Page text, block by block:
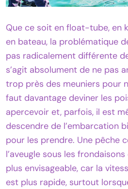
Que ce soit en float-tube, en
en bateau, la problématique
pas radicalement différente
s’agit absolument de ne pas
trop près des meuniers pour
faut davantage deviner les
apercevoir et, parfois, il est
descendre de l’embarcation
pour les prendre. Une pêche
l’aveugle sous les
plus envisageable, car la
est plus rapide, surtout